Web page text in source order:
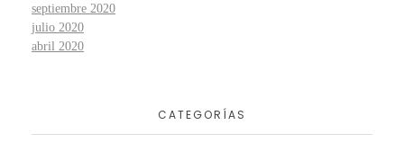
septiembre 2020
julio 2020
abril 2020
CATEGORÍAS